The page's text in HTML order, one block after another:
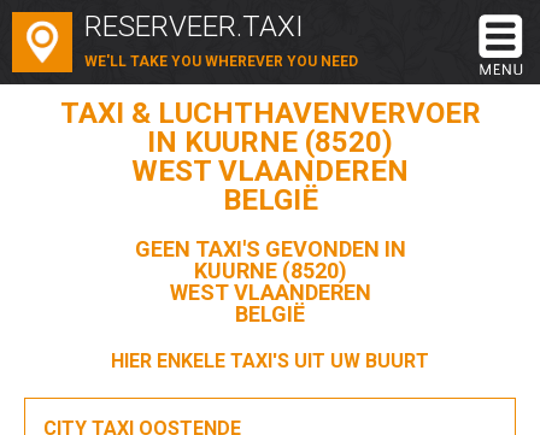
RESERVEER.TAXI
WE'LL TAKE YOU WHEREVER YOU NEED
TAXI & LUCHTHAVENVERVOER
IN KUURNE (8520)
WEST VLAANDEREN
BELGIË
GEEN TAXI'S GEVONDEN IN
KUURNE (8520)
WEST VLAANDEREN
BELGIË
HIER ENKELE TAXI'S UIT UW BUURT
CITY TAXI OOSTENDE